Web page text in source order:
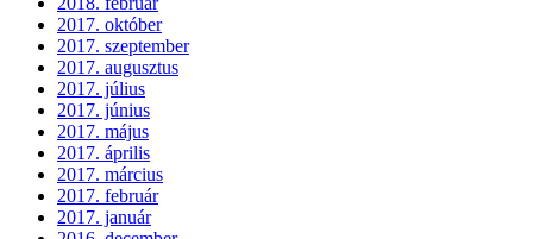
2017. október
2017. szeptember
2017. augusztus
2017. július
2017. június
2017. május
2017. április
2017. március
2017. február
2017. január